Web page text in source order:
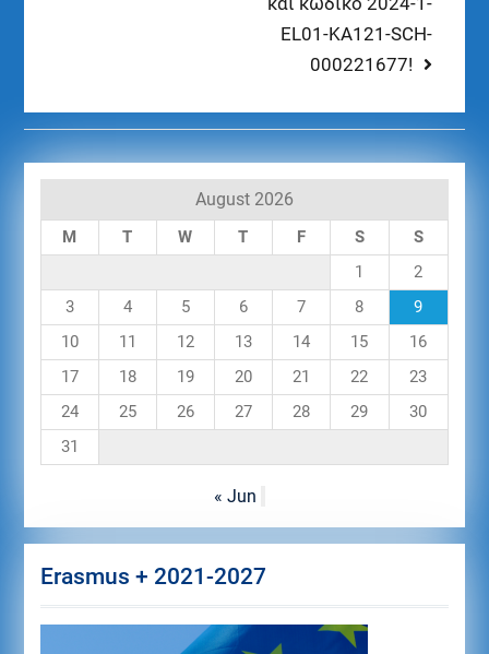
EL01-KA121-SCH-
000221677!
August 2026
M T W T F S
S
1
2
3
4 5 6 7 8
9
10
11 12 13 14 15
16
17
18 19 20 21 22
23
24
25 26 27 28 29
30
31
« Jun
Erasmus + 2021-2027